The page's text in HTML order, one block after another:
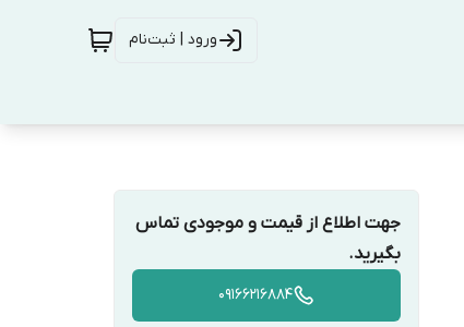
ورود | ثبت‌نام
جهت اطلاع از قیمت و موجودی تماس
بگیرید.
09166216884